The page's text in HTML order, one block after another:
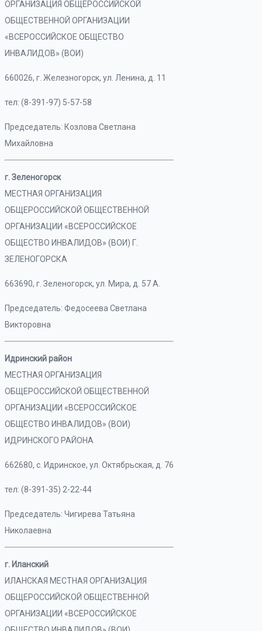
ОРГАНИЗАЦИЯ ОБЩЕРОССИЙСКОЙ
ОБЩЕСТВЕННОЙ ОРГАНИЗАЦИИ
«ВСЕРОССИЙСКОЕ ОБЩЕСТВО
ИНВАЛИДОВ» (ВОИ)
660026, г. Железногорск, ул. Ленина, д. 11
тел: (8-391-97) 5-57-58
Председатель: Козлова Светлана
Михайловна
г. Зеленогорск
МЕСТНАЯ ОРГАНИЗАЦИЯ
ОБЩЕРОССИЙСКОЙ ОБЩЕСТВЕННОЙ
ОРГАНИЗАЦИИ «ВСЕРОССИЙСКОЕ
ОБЩЕСТВО ИНВАЛИДОВ» (ВОИ) Г.
ЗЕЛЕНОГОРСКА
663690, г. Зеленогорск, ул. Мира, д. 57 А.
Председатель: Федосеева Светлана
Викторовна
Идринский район
МЕСТНАЯ ОРГАНИЗАЦИЯ
ОБЩЕРОССИЙСКОЙ ОБЩЕСТВЕННОЙ
ОРГАНИЗАЦИИ «ВСЕРОССИЙСКОЕ
ОБЩЕСТВО ИНВАЛИДОВ» (ВОИ)
ИДРИНСКОГО РАЙОНА
662680, с. Идринское, ул. Октябрьская, д. 76
тел: (8-391-35) 2-22-44
Председатель: Чигирева Татьяна
Николаевна
г. Иланский
ИЛАНСКАЯ МЕСТНАЯ ОРГАНИЗАЦИЯ
ОБЩЕРОССИЙСКОЙ ОБЩЕСТВЕННОЙ
ОРГАНИЗАЦИИ «ВСЕРОССИЙСКОЕ